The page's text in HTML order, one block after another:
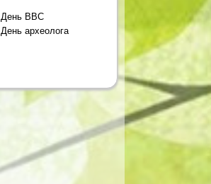
День ВВС
День археолога